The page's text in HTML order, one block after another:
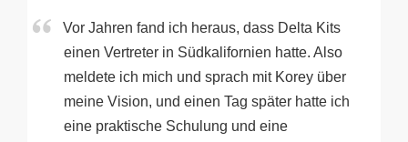
Vor Jahren fand ich heraus, dass Delta Kits
einen Vertreter in Südkalifornien hatte. Also
meldete ich mich und sprach mit Korey über
meine Vision, und einen Tag später hatte ich
eine praktische Schulung und eine